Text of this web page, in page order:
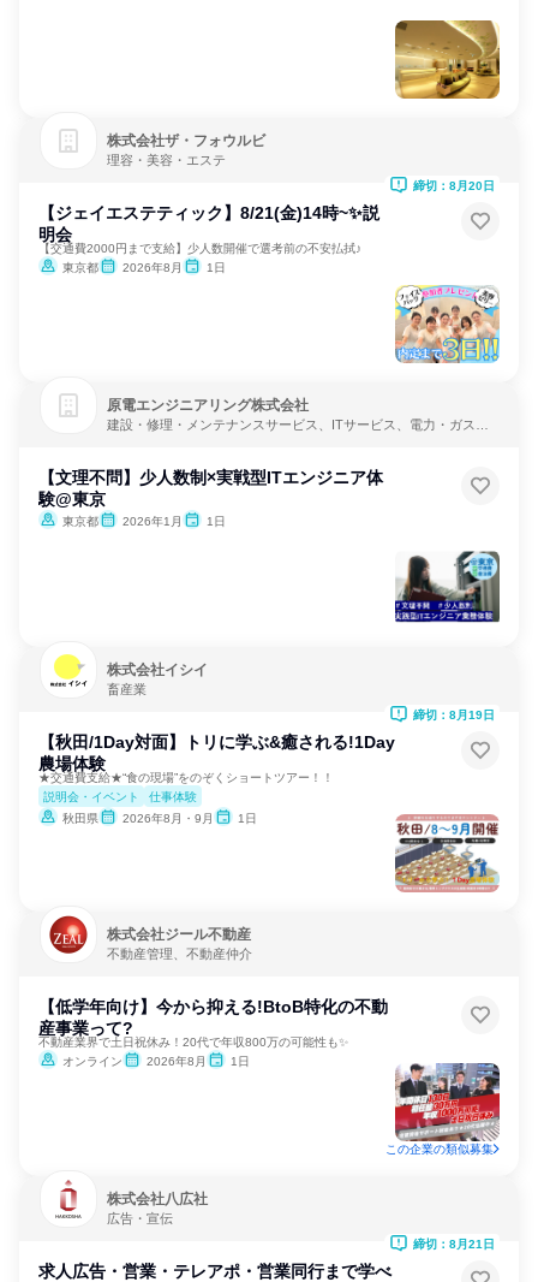
株式会社ザ・フォウルビ
理容・美容・エステ
【ジェイエステティック】8/21(金)14時~✨説
明会
【交通費2000円まで支給】少人数開催で選考前の不安払拭♪
東京都
2026年8月 1日
締切：8月20日
原電エンジニアリング株式会社
建設・修理・メンテナンスサービス、ITサービス、電力・ガス・
【文理不問】少人数制×実戦型ITエンジニア体
験@東京
東京都 2026年1月 1日
株式会社イシイ
畜産業
【秋田/1Day対面】トリに学ぶ&癒される!1Day
農場体験
★交通費支給★“食の現場”をのぞくショートツアー！！
説明会・イベント
仕事体験
秋田県
2026年8月・9月 1日
締切：8月19日
株式会社ジール不動産
不動産管理、不動産仲介
【低学年向け】今から抑える!BtoB特化の不動
産事業って?
不動産業界で土日祝休み！20代で年収800万の可能性も✨
オンライン
2026年8月 1日
この企業の類似募集
株式会社八広社
広告・宣伝
求人広告・営業・テレアポ・営業同行まで学べ
締切：8月21日